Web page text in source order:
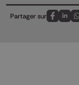
Partager sur
Partagez